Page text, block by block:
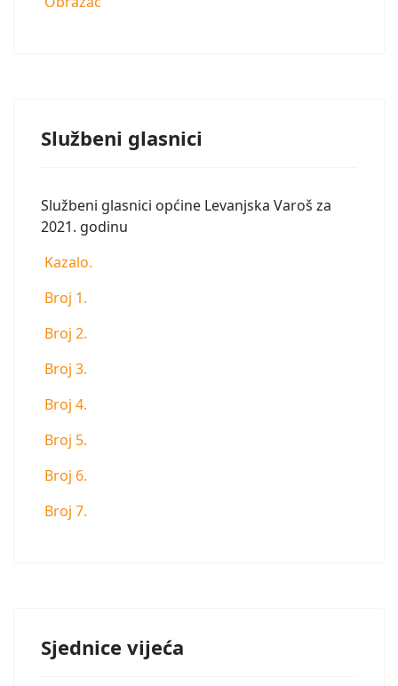
Službeni glasnici
Službeni glasnici općine Levanjska Varoš za
2021. godinu
Kazalo.
Broj 1.
Broj 2.
Broj 3.
Broj 4.
Broj 5.
Broj 6.
Broj 7.
Sjednice vijeća